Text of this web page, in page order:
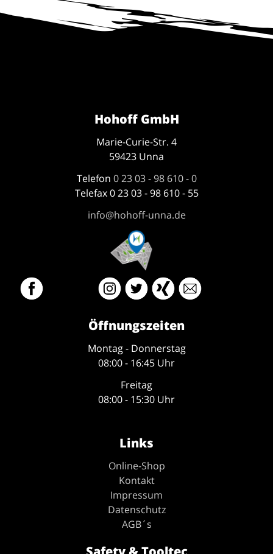
Hohoff GmbH
Marie-Curie-Str. 4
59423 Unna
Telefon 0 23 03 - 98 610 - 0
Telefax 0 23 03 - 98 610 - 55
info@hohoff-unna.de
Öffnungszeiten
Montag - Donnerstag
08:00 - 16:45 Uhr
Freitag
08:00 - 15:30 Uhr
Links
Online-Shop
Kontakt
Impressum
Datenschutz
AGB´s